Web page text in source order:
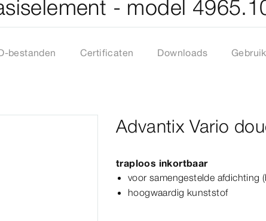
- model
bestanden Certificaten Downloads
Advantix Vario
traploos inkortbaar
voor samengestelde afdichting
hoogwaardig kunststof